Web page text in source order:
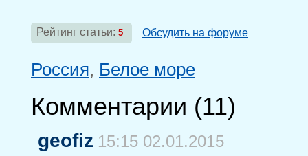
Рейтинг статьи: 5 Обсудить на форуме
Россия, Белое море
Комментарии (11)
geofiz 15:15 02.01.2015